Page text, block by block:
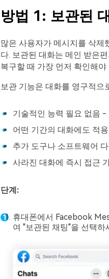
방법 1: 보관된
많은 사용자가 메시지를 삭제
다. 보관된 대화는 메인 받은
복구할 때 가장 먼저 확인해야
보관 기능은 대화를 영구적
기술적인 능력 필요 없음
어떤 기간의 대화에도 적
추가 도구나 소프트웨어
사라진 대화에 즉시 접근
단계:
휴대폰에서 Facebook
여 "보관된 채팅"을 선택하